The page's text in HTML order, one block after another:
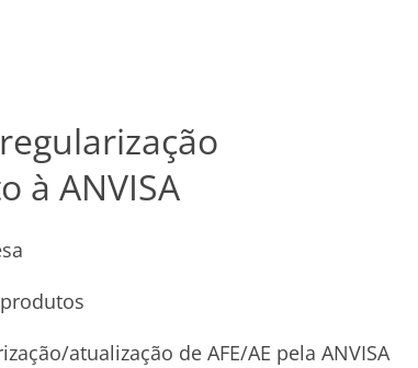
à ANVISA
atualização de AFE/AE pela ANVISA